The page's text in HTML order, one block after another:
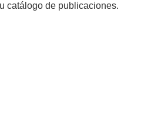
catálogo de publicaciones.